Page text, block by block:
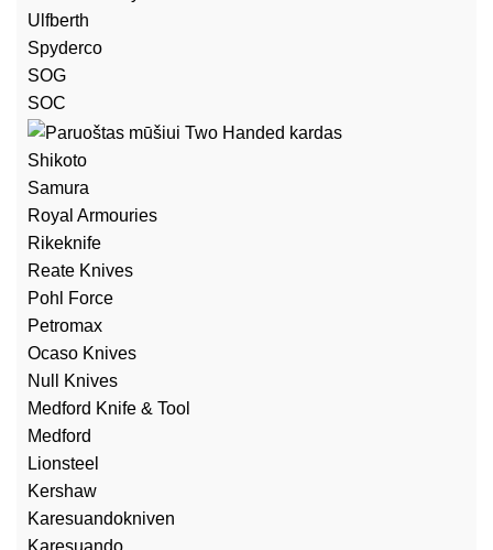
Ulfberth
Spyderco
SOG
SOC
Shikoto
Samura
Royal Armouries
Rikeknife
Reate Knives
Pohl Force
Petromax
Ocaso Knives
Null Knives
Medford Knife & Tool
Medford
Lionsteel
Kershaw
Karesuandokniven
Karesuando